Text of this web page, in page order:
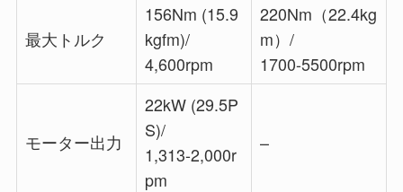
最大トルク
156Nm (15.9
kgfm)/
4,600rpm
220Nm（22.4kg
m）/
1700-5500rpm
モーター出力
22kW (29.5P
S)/
1,313-2,000r
pm
–